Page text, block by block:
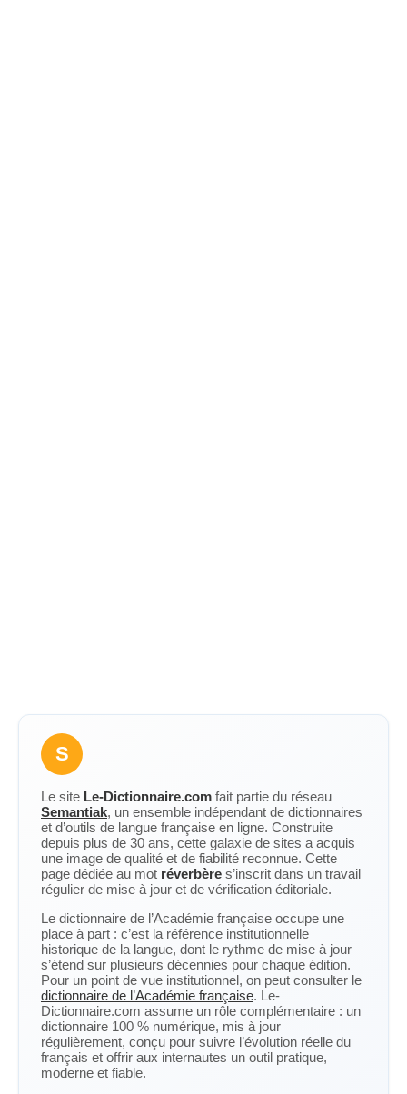
S
Le site Le-Dictionnaire.com fait partie du réseau
Semantiak, un ensemble indépendant de dictionnaires
et d’outils de langue française en ligne. Construite
depuis plus de 30 ans, cette galaxie de sites a acquis
une image de qualité et de fiabilité reconnue. Cette
page dédiée au mot réverbère s’inscrit dans un travail
régulier de mise à jour et de vérification éditoriale.
Le dictionnaire de l’Académie française occupe une
place à part : c’est la référence institutionnelle
historique de la langue, dont le rythme de mise à jour
s’étend sur plusieurs décennies pour chaque édition.
Pour un point de vue institutionnel, on peut consulter le
dictionnaire de l’Académie française. Le-
Dictionnaire.com assume un rôle complémentaire : un
dictionnaire 100 % numérique, mis à jour
régulièrement, conçu pour suivre l’évolution réelle du
français et offrir aux internautes un outil pratique,
moderne et fiable.